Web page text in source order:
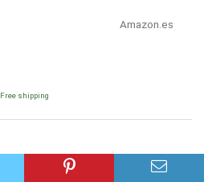
Amazon.es
Free shipping